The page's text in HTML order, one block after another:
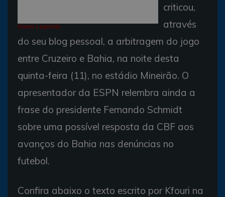
Inserir Legenda
criticou,
através
do seu blog pessoal, a arbitragem do jogo
entre Cruzeiro e Bahia, na noite desta
quinta-feira (11), no estádio Mineirão. O
apresentador da ESPN relembra ainda a
frase do presidente Fernando Schmidt
sobre uma possível resposta da CBF aos
avanços do Bahia nas denúncias no
futebol.
Confira abaixo o texto escrito por Kfouri na